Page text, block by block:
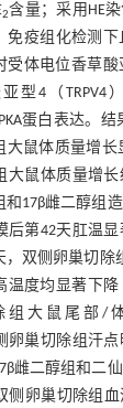
2含量；采用HE
免疫组化检测下
受体电位香草酸
型4（TRPV4
PKA蛋白表达。
大鼠体质量增长
大鼠体质量增长
和17β雌二醇组
后第42天肛温
，双侧卵巢切除
度均显著下降
组大鼠尾部/
卵巢切除组汗
雌二醇组和二
侧卵巢切除组血